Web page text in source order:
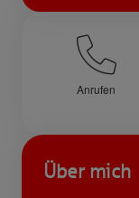
Anrufen
Über mich